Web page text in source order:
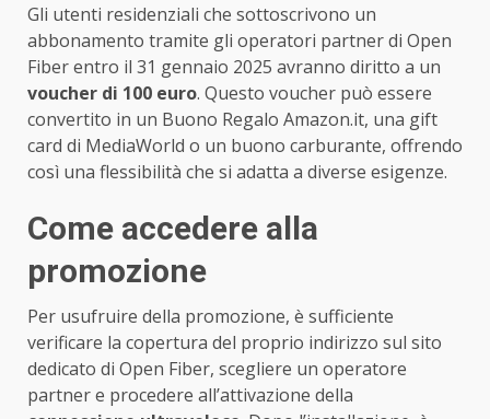
Gli utenti residenziali che sottoscrivono un
abbonamento tramite gli operatori partner di Open
Fiber entro il 31 gennaio 2025 avranno diritto a un
voucher di 100 euro. Questo voucher può essere
convertito in un Buono Regalo Amazon.it, una gift
card di MediaWorld o un buono carburante, offrendo
così una flessibilità che si adatta a diverse esigenze.
Come accedere alla
promozione
Per usufruire della promozione, è sufficiente
verificare la copertura del proprio indirizzo sul sito
dedicato di Open Fiber, scegliere un operatore
partner e procedere all’attivazione della